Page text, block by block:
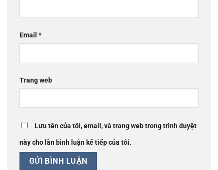
Email *
Trang web
Lưu tên của tôi, email, và trang web trong trình duyệt
này cho lần bình luận kế tiếp của tôi.